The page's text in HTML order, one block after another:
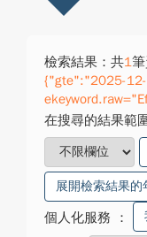
檢索結果：共1
{"gte":"2025-
在搜尋的結果範
展開檢索結果的
個人化服務 ：